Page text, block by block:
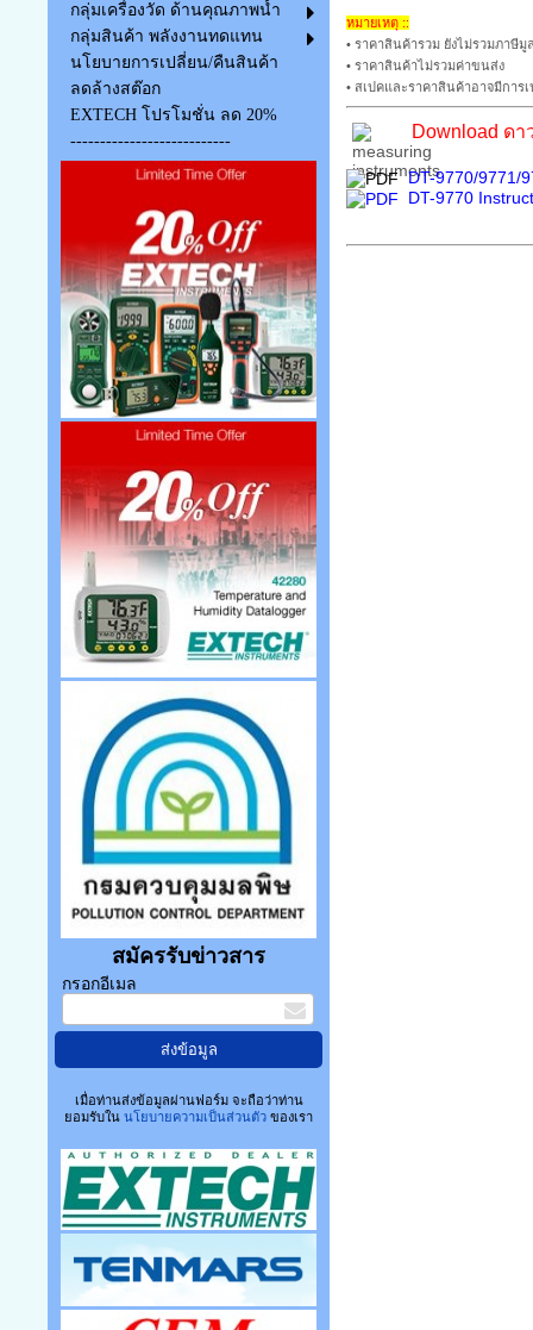
กลุ่มเครื่องวัด ด้านคุณภาพน้ำ
กลุ่มสินค้า พลังงานทดแทน
นโยบายการเปลี่ยน/คืนสินค้า
ลดล้างสต๊อก
EXTECH โปรโมชั่น ลด 20%
---------------------------
สมัครรับข่าวสาร
กรอกอีเมล
เมื่อท่านส่งข้อมูลผ่านฟอร์ม จะถือว่าท่าน
ยอมรับใน นโยบายความเป็นส่วนตัวของเรา
หมายเหตุ ::
• ราคาสินค้ารวม ยังไม่รวมภาษีมู
• ราคาสินค้าไม่รวมค่าขนส่ง
• สเปคและราคาสินค้าอาจมีการ
Download ด
DT-9770/9771/
DT-9770